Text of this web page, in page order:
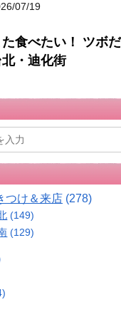
07/19
た食べたい！ ツボ
北・迪化街
つけ＆来店 (278)
(149)
(129)